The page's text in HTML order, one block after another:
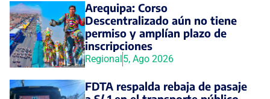
Arequipa: Corso
Descentralizado aún no tiene
permiso y amplían plazo de
inscripciones
Regional5, Ago 2026
FDTA respalda rebaja de pasaje